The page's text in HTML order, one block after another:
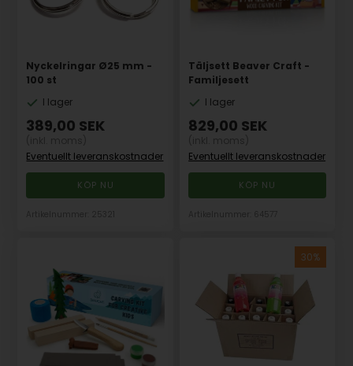
Nyckelringar Ø25 mm -
100 st
I lager
389,00 SEK
Eventuellt leveranskostnader
Täljsett Beaver Craft -
Familjesett
I lager
829,00 SEK
Eventuellt leveranskostnader